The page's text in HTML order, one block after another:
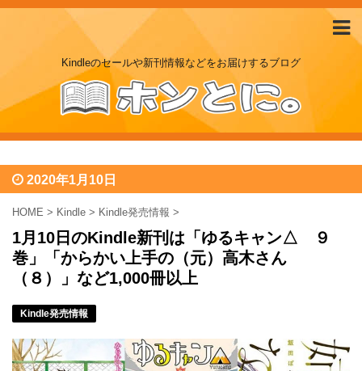
Kindleのセールや新刊情報などをお届けするブログ
2020年1月10日
HOME > Kindle > Kindle発売情報 >
1月10日のKindle新刊は「ゆるキャン△ ９
巻」「からかい上手の（元）高木さん
（８）」など1,000冊以上
Kindle発売情報